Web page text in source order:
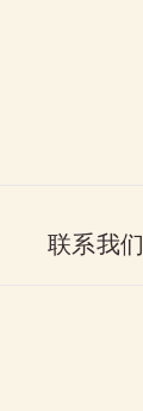
联系我们